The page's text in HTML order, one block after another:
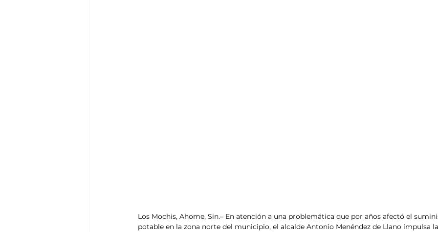
Los Mochis, Ahome, Sin.– En atención a una problemática que por años afectó el
potable en la zona norte del municipio, el alcalde Antonio Menéndez de Llano impulsa